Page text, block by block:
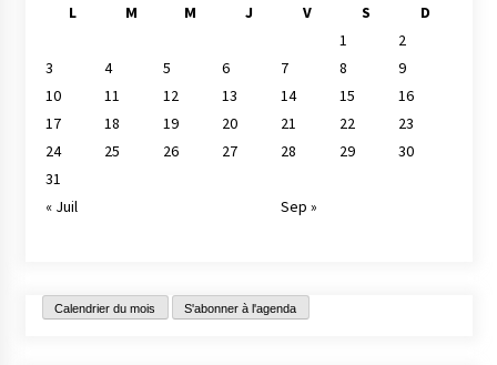
L
M M J V S
D
1
2
3
4 5 6 7 8
9
10
11 12 13 14 15
16
17
18 19 20 21 22
23
24
25 26 27 28 29
30
31
« Juil
Sep »
Calendrier du mois S'abonner à l'agenda